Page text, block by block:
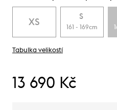
XS
S
161 - 169cm
Tabulka velikostí
13 690 Kč